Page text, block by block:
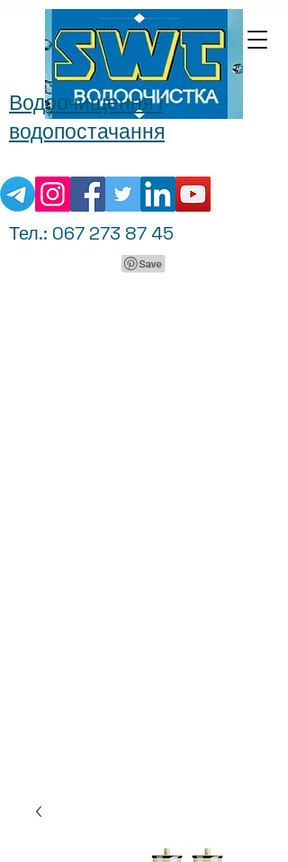
Водоочищення і
водопостачання
Тел.: 067 273 87 45